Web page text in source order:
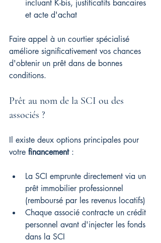
incluant K-bis, justificatifs bancaires
et acte d'achat
Faire appel à un courtier spécialisé
améliore significativement vos chances
d'obtenir un prêt dans de bonnes
conditions.
Prêt au nom de la SCI ou des
associés ?
Il existe deux options principales pour
votre financement :
La SCI emprunte directement via un
prêt immobilier professionnel
(remboursé par les revenus locatifs)
Chaque associé contracte un crédit
personnel avant d'injecter les fonds
dans la SCI